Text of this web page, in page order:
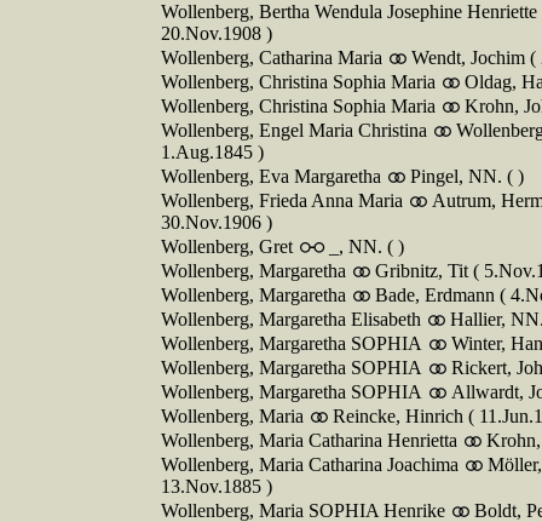
Wollenberg, Bertha Wendula Josephine Henriette
20.Nov.1908 )
Wollenberg, Catharina Maria
Wendt, Jochim
Wollenberg, Christina Sophia Maria
Oldag,
Wollenberg, Christina Sophia Maria
Krohn,
Wollenberg, Engel Maria Christina
1.Aug.1845 )
Wollenberg, Eva Margaretha
Pingel, NN. ( )
Wollenberg, Frieda Anna Maria
Autrum,
30.Nov.1906 )
Wollenberg, Gret
_, NN. ( )
Wollenberg, Margaretha
Gribnitz, Tit (
Wollenberg, Margaretha
Bade, Erdmann (
Wollenberg, Margaretha Elisabeth
Hallier,
Wollenberg, Margaretha SOPHIA
Winter,
Wollenberg, Margaretha SOPHIA
Rickert,
Wollenberg, Margaretha SOPHIA
Allwardt,
Wollenberg, Maria
Reincke, Hinrich (
Wollenberg, Maria Catharina Henrietta
Wollenberg, Maria Catharina Joachima
13.Nov.1885 )
Wollenberg, Maria SOPHIA Henrike
Boldt,